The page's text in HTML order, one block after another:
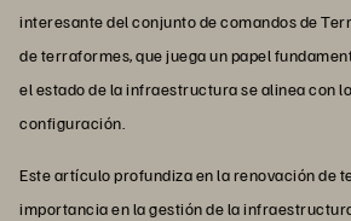
interesante del conjunto de comandos de
de terraformes, que juega un papel
el estado de la infraestructura se alinea con
configuración.
Este artículo profundiza en la renovación de
importancia en la gestión de la